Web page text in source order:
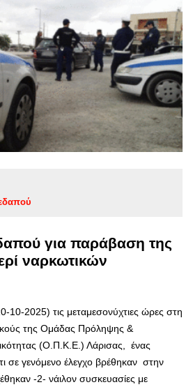
για παράβαση της
ναρκωτικών
10-2025) τις μεταμεσονύχτιες ώρες στη
της Ομάδας Πρόληψης &
(Ο.Π.Κ.Ε.) Λάρισας, ένας
σε γενόμενο έλεγχο βρέθηκαν στην
-2- νάιλον συσκευασίες με